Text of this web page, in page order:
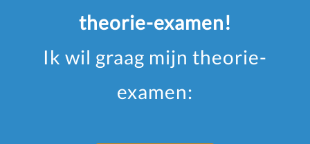
theorie-examen!
Ik wil graag mijn theorie-
examen: